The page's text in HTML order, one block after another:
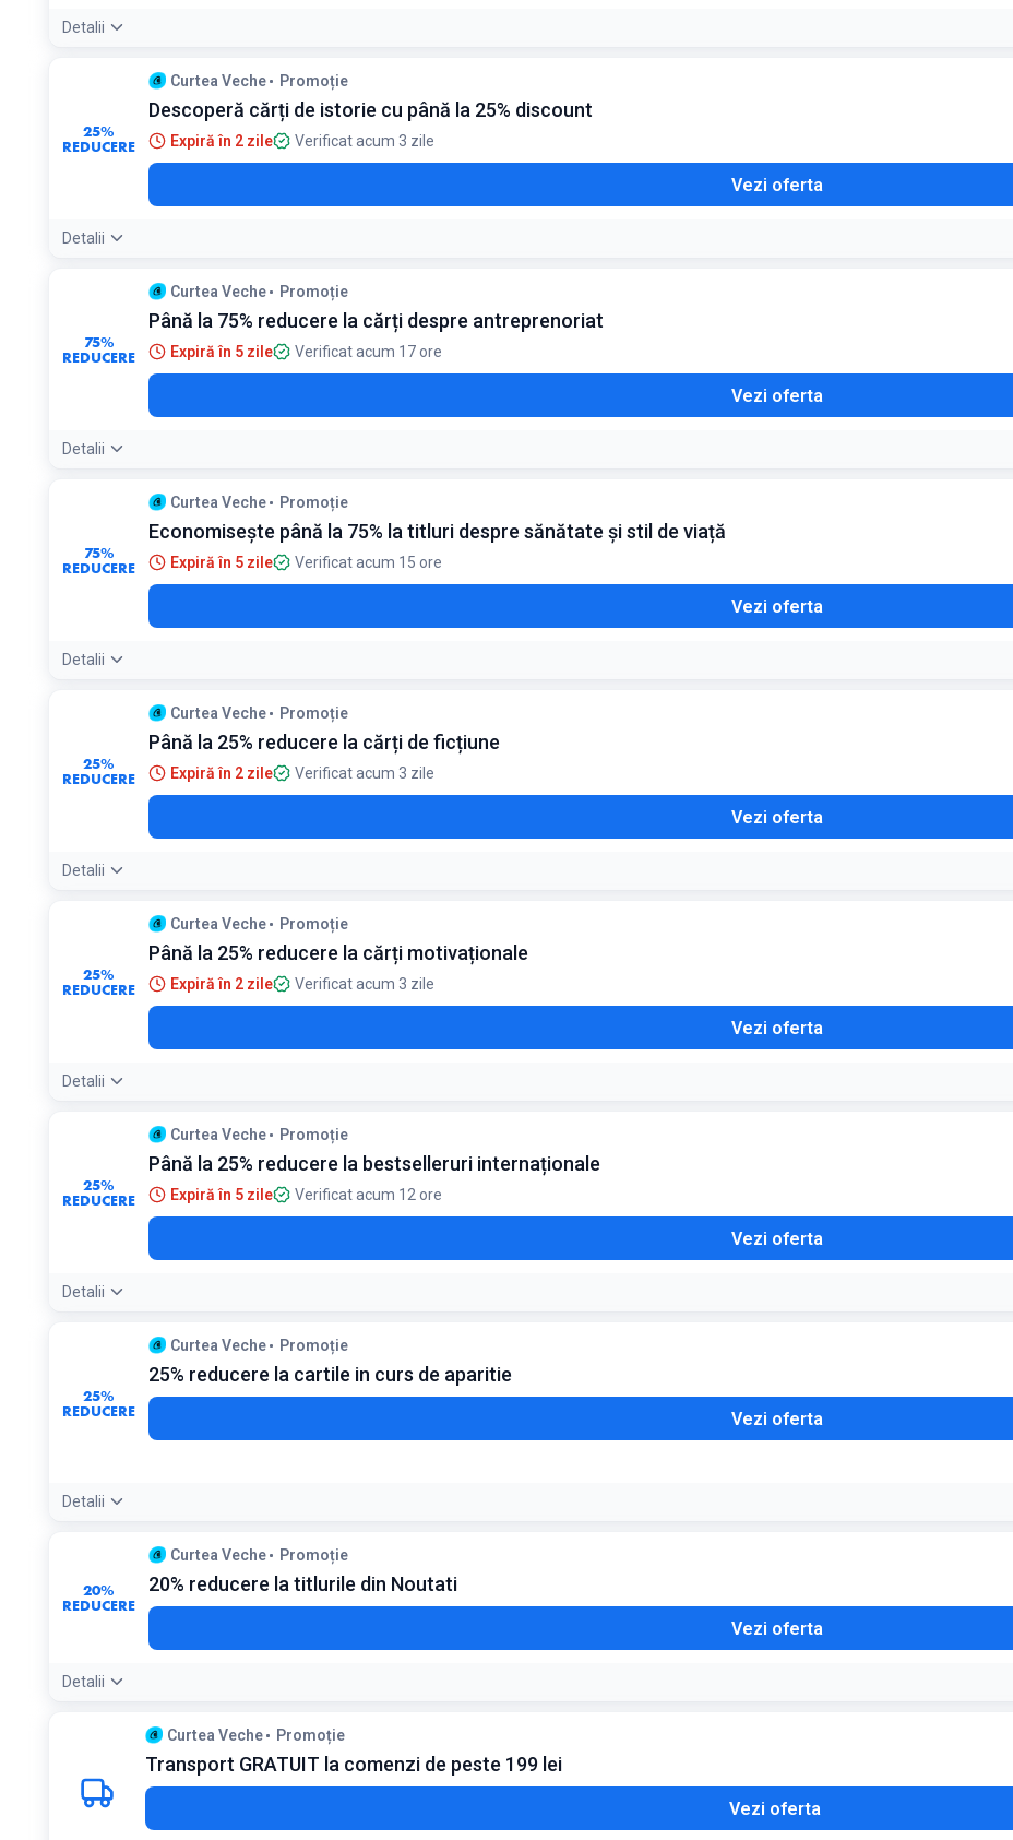
Detalii
25%
REDUCERE
Curtea Veche Promoție
Descoperă cărți de istorie cu până la 25% discount
Expiră în 2 zile Verificat acum 3 zile
Vezi oferta
Detalii
75%
REDUCERE
Curtea Veche Promoție
Până la 75% reducere la cărți despre antreprenoriat
Expiră în 5 zile Verificat acum 17 ore
Vezi oferta
Detalii
75%
REDUCERE
Curtea Veche Promoție
Economisește până la 75% la titluri despre sănătate și stil de viață
Expiră în 5 zile Verificat acum 15 ore
Vezi oferta
Detalii
25%
REDUCERE
Curtea Veche Promoție
Până la 25% reducere la cărți de ficțiune
Expiră în 2 zile Verificat acum 3 zile
Vezi oferta
Detalii
25%
REDUCERE
Curtea Veche Promoție
Până la 25% reducere la cărți motivaționale
Expiră în 2 zile Verificat acum 3 zile
Vezi oferta
Detalii
25%
REDUCERE
Curtea Veche Promoție
Până la 25% reducere la bestselleruri internaționale
Expiră în 5 zile Verificat acum 12 ore
Vezi oferta
Detalii
25%
REDUCERE
Curtea Veche Promoție
25% reducere la cartile in curs de aparitie
Vezi oferta
Detalii
Detaliile ofertei:Precomanda cartile preferate pentru a beneficia de un discount mai mare decat cel aplicat de obicei dupa lansarea oficiala
Se aplica doar pentru titlurile aflate la precomanda
20%
REDUCERE
Curtea Veche Promoție
20% reducere la titlurile din Noutati
Vezi oferta
Detalii
Detaliile ofertei: Verifica saptamanal aceasta sectiune pentru a prinde reducerile de lansare la cele mai noi titluri
Curtea Veche Promoție
Transport GRATUIT la comenzi de peste 199 lei
Vezi oferta